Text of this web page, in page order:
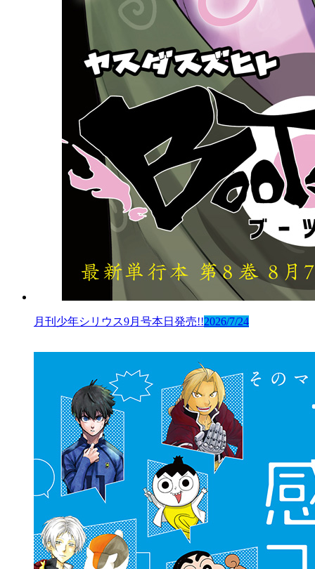
月刊少年シリウス9月号本日発売!!2026/7/24